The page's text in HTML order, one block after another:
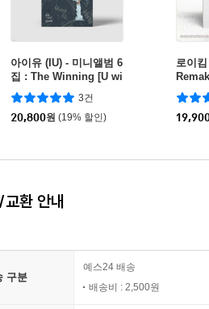
아이유 (IU) - 미니앨범 6
집 : The Winning [U wi
n ver.]
3건
20,800원 (19% 할인)
로이
러 봄
환 안내
구분
예스24 배송
배송비 : 2,500원